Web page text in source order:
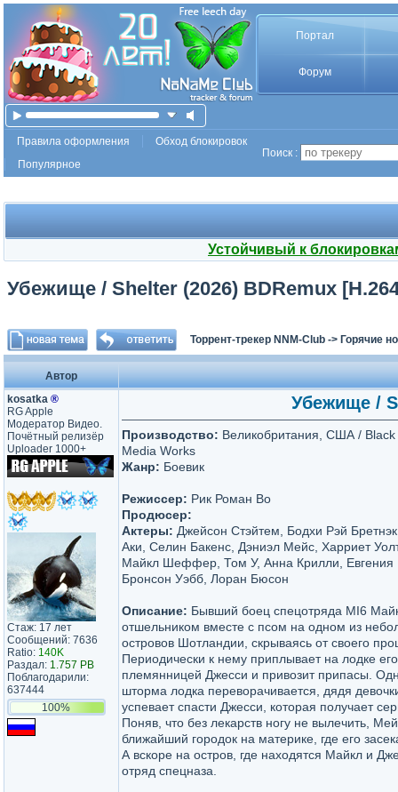
Портал
Форум
Правила оформления
Обход блокировок
Популярное
Поиск :
Устойчивый к
Убежище / Shelter (2026) BDRemux
Торрент-трекер NNM-Club -> Горячие
Автор
kosatka ®
RG Apple
Модератор Видео.
Почётный релизёр
Uploader 1000+
Стаж: 17 лет
Сообщений: 7636
Ratio: 140K
Раздал: 1.757 PB
Поблагодарили:
637444
100%
Убежище /
Производство: Великобритания, США / Black
Media Works
Жанр: Боевик
Режиссер: Рик Роман Во
Продюсер:
Актеры: Джейсон Стэйтем, Бодхи Рэй
Аки, Селин Бакенс, Дэниэл Мейс, Харриет
Майкл Шеффер, Том У, Анна Крилли, Евгения
Бронсон Уэбб, Лоран Бюсон
Описание: Бывший боец спецотряда MI6
отшельником вместе с псом на одном из
островов Шотландии, скрываясь от своего
Периодически к нему приплывает на лодке
племянницей Джесси и привозит припасы.
шторма лодка переворачивается, дядя
успевает спасти Джесси, которая получает
Поняв, что без лекарств ногу не вылечить,
ближайший городок на материке, где его
А вскоре на остров, где находятся Майкл и
отряд спецназа.